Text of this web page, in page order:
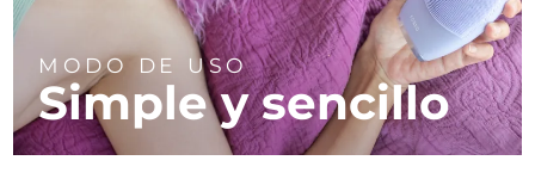
MODO DE USO
Simple y sencillo